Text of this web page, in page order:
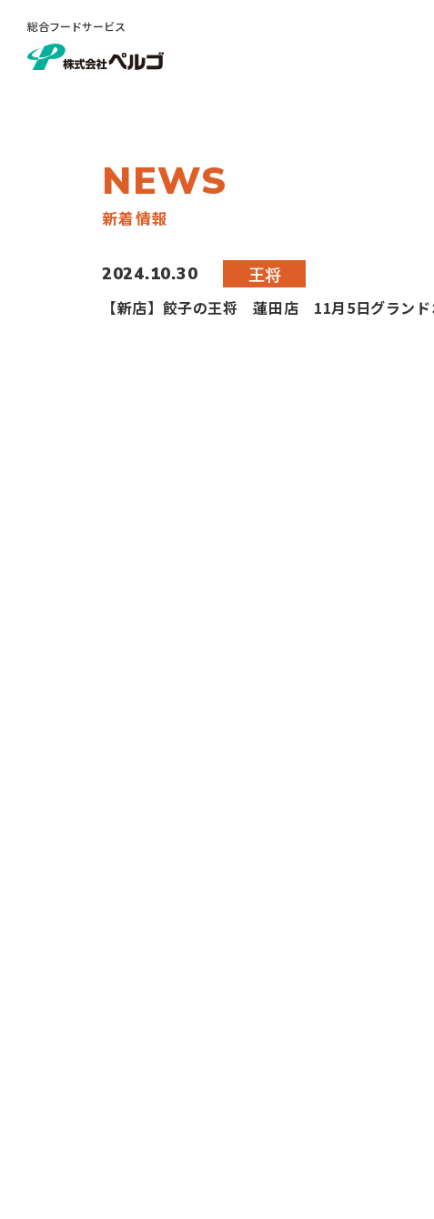
総合フードサービス
NEWS
新着情報
2024.10.30 王将
【新店】餃子の王将 蓮田店 11月5日グランド